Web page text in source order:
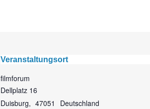
Veranstaltungsort
filmforum
Dellplatz 16
Duisburg, 47051
Deutschland